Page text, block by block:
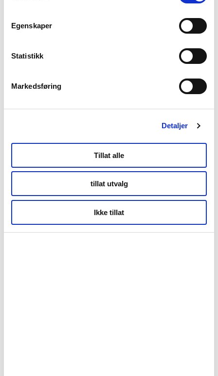
Egenskaper
Statistikk
Markedsføring
Detaljer
Tillat alle
tillat utvalg
Ikke tillat
Kontor Bodø
Bodø
Tromsø